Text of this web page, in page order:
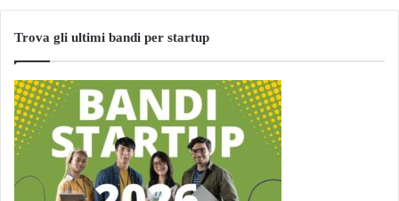
Trova gli ultimi bandi per startup